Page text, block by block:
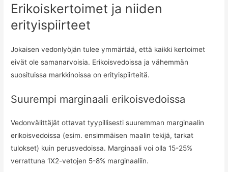
Erikoiskertoimet ja niiden
erityispiirteet
Jokaisen vedonlyöjän tulee ymmärtää, että kaikki kertoimet
eivät ole samanarvoisia. Erikoisvedoissa ja vähemmän
suosituissa markkinoissa on erityispiirteitä.
Suurempi marginaali erikoisvedoissa
Vedonvälittäjät ottavat tyypillisesti suuremman marginaalin
erikoisvedoissa (esim. ensimmäisen maalin tekijä, tarkat
tulokset) kuin perusvedoissa. Marginaali voi olla 15-25%
verrattuna 1X2-vetojen 5-8% marginaaliin.